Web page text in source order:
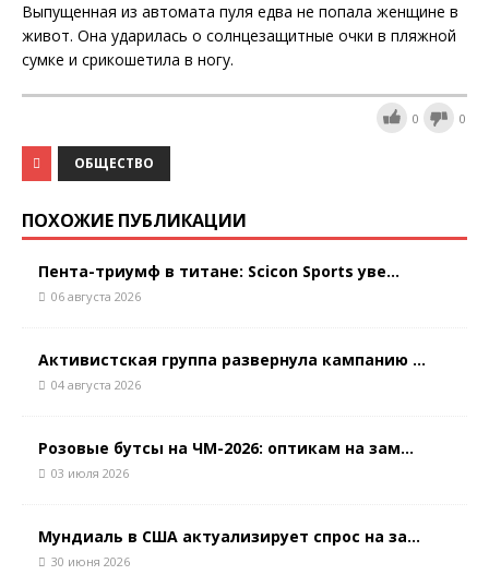
Выпущенная из автомата пуля едва не попала женщине в
живот. Она ударилась о солнцезащитные очки в пляжной
сумке и срикошетила в ногу.
0 0
ОБЩЕСТВО
ПОХОЖИЕ ПУБЛИКАЦИИ
Пента-триумф в титане: Scicon Sports уве...
06 августа 2026
Активистская группа развернула кампанию ...
04 августа 2026
Розовые бутсы на ЧМ-2026: оптикам на зам...
03 июля 2026
Мундиаль в США актуализирует спрос на за...
30 июня 2026